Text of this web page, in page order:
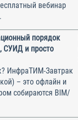
вебинар
порядок
СУИД и просто
ИнфраТИМ-Завтрак
– это офлайн и
собираются BIM/